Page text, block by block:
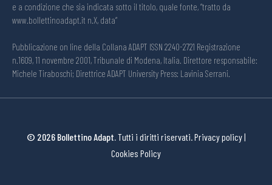
e a condizione che sia indicata sotto il titolo, quale fonte, “tratto da
www.bollettinoadapt.it n.X, data“
Pubblicazione on line della Collana ADAPT ISSN 2240-2721 Registrazione
n.1609, 11 novembre 2001, Tribunale di Modena, Italia. Direttore responsabile:
Michele Tiraboschi; Direttrice ADAPT University Press: Lavinia Serrani.
© 2026 Bollettino Adapt.Tutti i diritti riservati.Privacy policy|
Cookies Policy